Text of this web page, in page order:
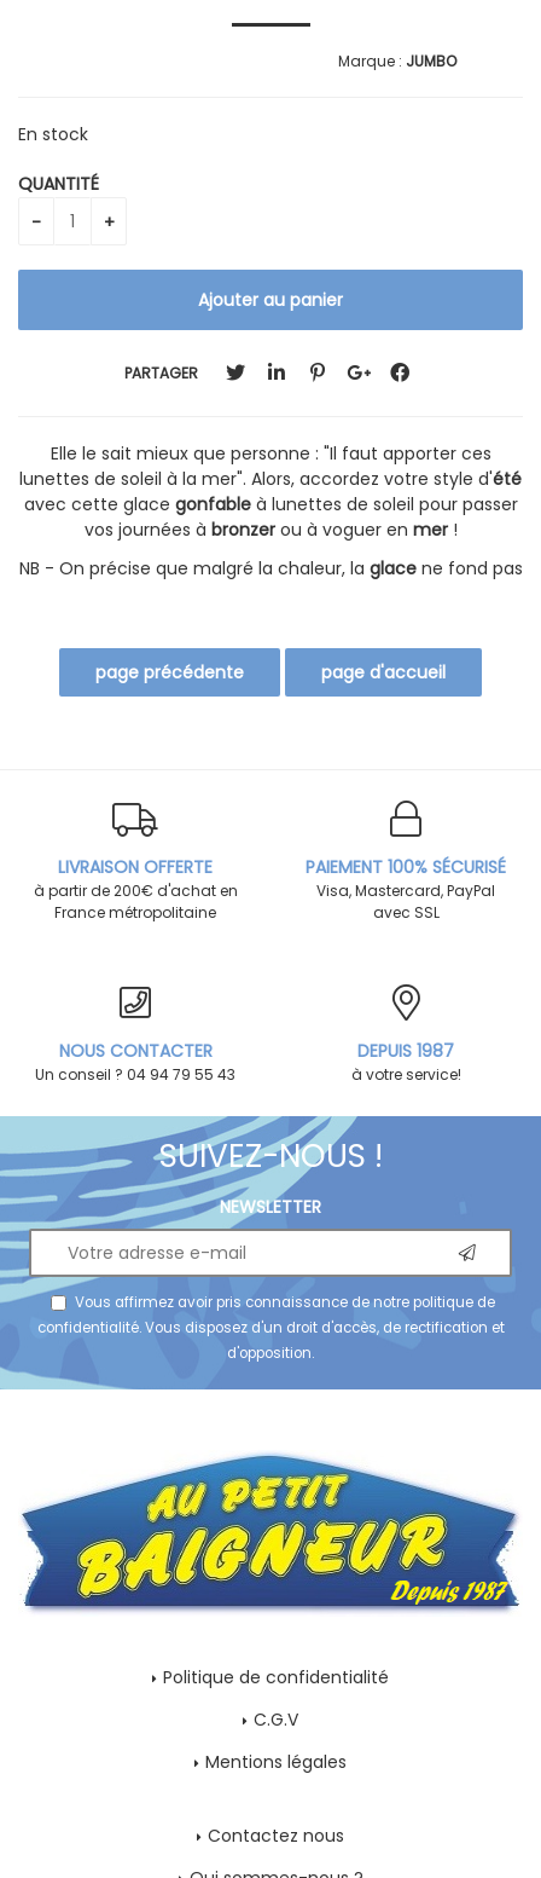
JUMBO
En stock
QUANTITÉ
PARTAGER
Elle le sait mieux que personne : "Il faut apporter ces
lunettes de soleil à la mer". Alors, accordez votre style d'été
avec cette glace gonfableà lunettes de soleil pour passer
vos journées à bronzerou à voguer en mer!
NB - On précise que malgré la chaleur, la glacene fond pas
LIVRAISON OFFERTE
à partir de 200€ d'achat en
France métropolitaine
PAIEMENT 100% SÉCURISÉ
Visa, Mastercard, PayPal
avec SSL
NOUS CONTACTER
Un conseil ? 04 94 79 55 43
DEPUIS 1987
à votre service!
SUIVEZ-NOUS !
NEWSLETTER
Vous affirmez avoir pris connaissance de notre politique de
confidentialité. Vous disposez d'un droit d'accès, de rectification et
d'opposition.
Politique de confidentialité
C.G.V
Mentions légales
Contactez nous